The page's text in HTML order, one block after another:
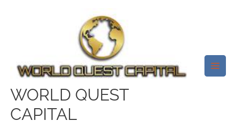
WORLD QUEST
CAPITAL
Lass Mich Daruber Erzahlen Zur
Halfte Verfahren –
Akademikerinnen Ausfindig
Machen Gering Jedoch Manner
/Grindr visitors / Bytest32759252